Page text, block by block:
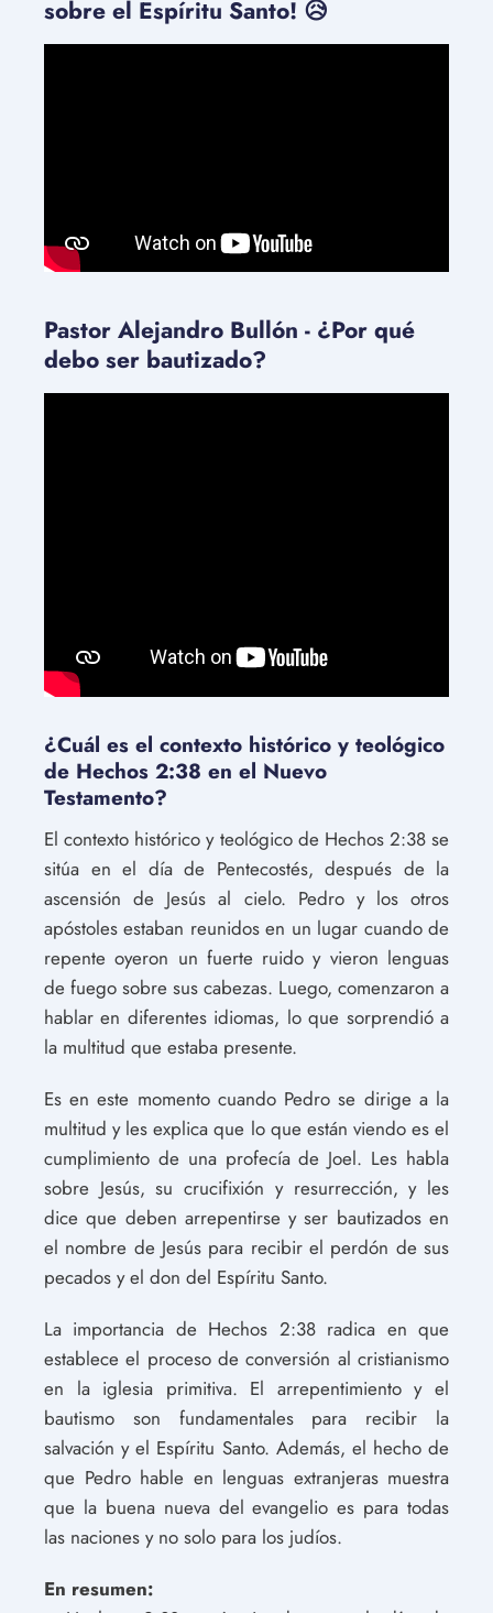
sobre el Espíritu Santo! 😥
Pastor Alejandro Bullón - ¿Por qué
debo ser bautizado?
¿Cuál es el contexto histórico y teológico
de Hechos 2:38 en el Nuevo
Testamento?
El contexto histórico y teológico de Hechos 2:38 se
sitúa en el día de Pentecostés, después de la
ascensión de Jesús al cielo. Pedro y los otros
apóstoles estaban reunidos en un lugar cuando de
repente oyeron un fuerte ruido y vieron lenguas
de fuego sobre sus cabezas. Luego, comenzaron a
hablar en diferentes idiomas, lo que sorprendió a
la multitud que estaba presente.
Es en este momento cuando Pedro se dirige a la
multitud y les explica que lo que están viendo es el
cumplimiento de una profecía de Joel. Les habla
sobre Jesús, su crucifixión y resurrección, y les
dice que deben arrepentirse y ser bautizados en
el nombre de Jesús para recibir el perdón de sus
pecados y el don del Espíritu Santo.
La importancia de Hechos 2:38 radica en que
establece el proceso de conversión al cristianismo
en la iglesia primitiva. El arrepentimiento y el
bautismo son fundamentales para recibir la
salvación y el Espíritu Santo. Además, el hecho de
que Pedro hable en lenguas extranjeras muestra
que la buena nueva del evangelio es para todas
las naciones y no solo para los judíos.
En resumen: